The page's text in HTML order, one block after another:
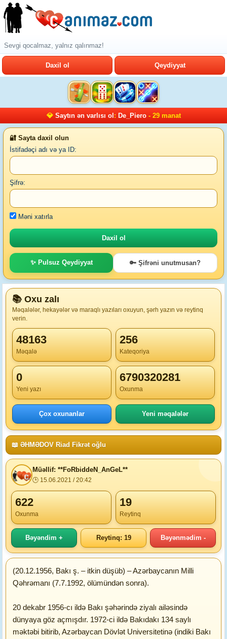
Sevgi qocalmaz, yalnız qalınmaz!
Daxil ol Qeydiyyat
💎 Saytın ən varlısı ol : De_Piero- 29 manat
🔐 Sayta daxil olun
İstifadəçi adı və ya ID:
Şifrə:
Məni xatırla
✨ Pulsuz Qeydiyyat 🔑 Şifrəni unutmusan?
📚 Oxu zalı
Məqalələr, hekayələr və maraqlı yazıları oxuyun, şərh yazın və reytinq
verin.
48163
Məqalə
256
Kateqoriya
0
Yeni yazı
6790320281
Oxunma
Çox oxunanlar Yeni məqalələr
📖 ƏHMƏDOV Riad Fikrət oğlu
Müəllif: **FoRbiddeN_AnGeL**
🕒 15.06.2021 / 20:42
622
Oxunma
19
Reytinq
Bəyəndim + Reytinq: 19 Bəyənmədim -
(20.12.1956, Bakı ş. – itkin düşüb) – Azərbaycanın Milli
Qəhrəmanı (7.7.1992, ölümündən sonra).
20 dekabr 1956-cı ildə Bakı şəhərində ziyalı ailəsində
dünyaya göz açmışdır. 1972-ci ildə Bakıdakı 134 saylı
məktəbi bitirib, Azərbaycan Dövlət Universitetinə (indiki Bakı